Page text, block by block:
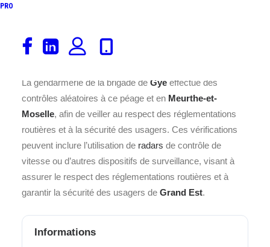
PRO
péage, assurant ainsi un contrôle précis des entrées et
sorties.
La gendarmerie de la brigade de Gye effectue des
contrôles aléatoires à ce péage et en Meurthe-et-
Moselle, afin de veiller au respect des réglementations
routières et à la sécurité des usagers. Ces vérifications
peuvent inclure l’utilisation de radars de contrôle de
vitesse ou d’autres dispositifs de surveillance, visant à
assurer le respect des réglementations routières et à
garantir la sécurité des usagers de Grand Est.
Informations